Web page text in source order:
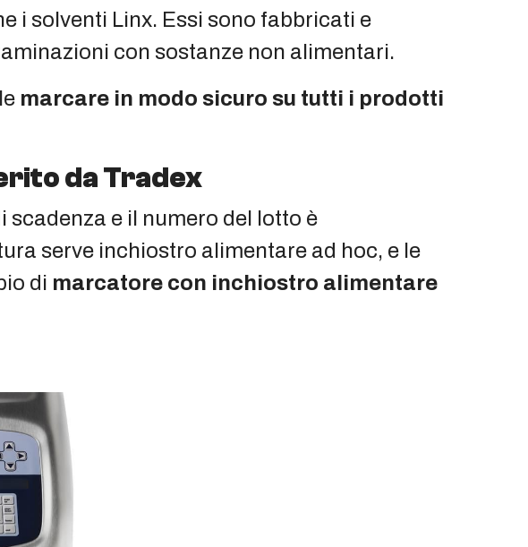
i solventi Linx. Essi sono fabbricati e
con sostanze non alimentari.
marcare in modo sicuro su tutti i prodotti
da Tradex
e il numero del lotto è
serve inchiostro alimentare ad hoc, e le
di marcatore con inchiostro alimentare